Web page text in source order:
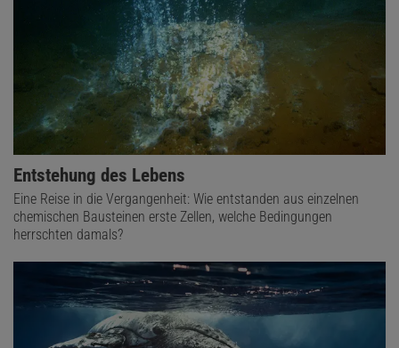
Entstehung des Lebens
Eine Reise in die Vergangenheit: Wie entstanden aus einzelnen
chemischen Bausteinen erste Zellen, welche Bedingungen
herrschten damals?